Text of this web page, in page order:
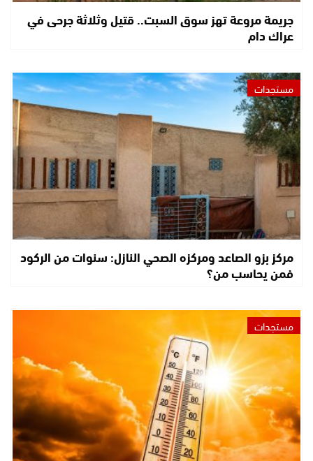
جريمة مروعة تهز سوق السبت.. قتيل وثلاثة جرحى في
عراك دام
مستجدات
مركز بزو الصاعد ومركزه الصحي النازل: سنوات من الركود
فمن يحاسب من؟
مستجدات